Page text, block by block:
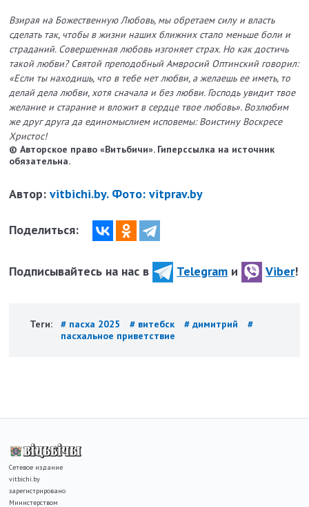
Взирая на Божественную Любовь, мы обретаем силу и власть
сделать так, чтобы в жизни наших ближних стало меньше боли и
страданий. Совершенная любовь изгоняет страх. Но как достичь
такой любви? Святой преподобный Амвросий Оптинский говорил:
«Если ты находишь, что в тебе нет любви, а желаешь ее иметь, то
делай дела любви, хотя сначала и без любви. Господь увидит твое
желание и старание и вложит в сердце твое любовь». Возлюбим
же друг друга да единомыслием исповемы: Воистину Воскресе
Христос!
© Авторское право «Витьбичи». Гиперссылка на источник
обязательна.
Автор:vitbichi.by. Фото: vitprav.by
Поделиться:
Подписывайтесь на нас в Telegram и Viber!
Теги: # пасха 2025 # витебск # димитрий
#
пасхальное приветствие
Сетевое издание
vitbichi.by
зарегистрировано
Министерством